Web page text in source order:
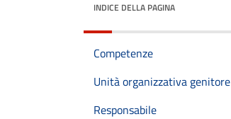
INDICE DELLA PAGINA
Competenze
Unità organizzativa genitore
Responsabile